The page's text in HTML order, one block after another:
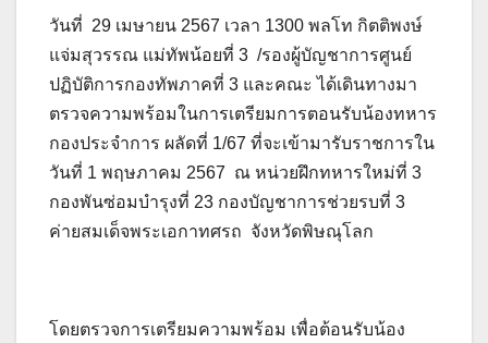
วันที่ 29 เมษายน 2567 เวลา 1300 พลโท กิตติพงษ์
แจ่มสุวรรณ แม่ทัพน้อยที่ 3 /รองผู้บัญชาการศูนย์
ปฏิบัติการกองทัพภาคที่ 3 และคณะ ได้เดินทางมา
ตรวจความพร้อมในการเตรียมการตอนรับน้องทหาร
กองประจำการ ผลัดที่ 1/67 ที่จะเข้ามารับราชการใน
วันที่ 1 พฤษภาคม 2567 ณ หน่วยฝึกทหารใหม่ที่ 3
กองพันซ่อมบำรุงที่ 23 กองบัญชาการช่วยรบที่ 3
ค่ายสมเด็จพระเอกาทศรถ จังหวัดพิษณุโลก
โดยตรวจการเตรียมความพร้อม เพื่อต้อนรับน้อง